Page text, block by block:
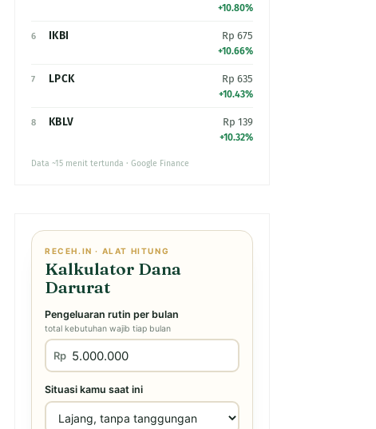
+10.80%
6 IKBI Rp 675
+10.66%
7 LPCK Rp 635
+10.43%
8 KBLV Rp 139
+10.32%
Data ~15 menit tertunda · Google Finance
RECEH.IN · ALAT HITUNG
Kalkulator Dana
Darurat
Pengeluaran rutin per bulan
total kebutuhan wajib tiap bulan
Rp
Situasi kamu saat ini